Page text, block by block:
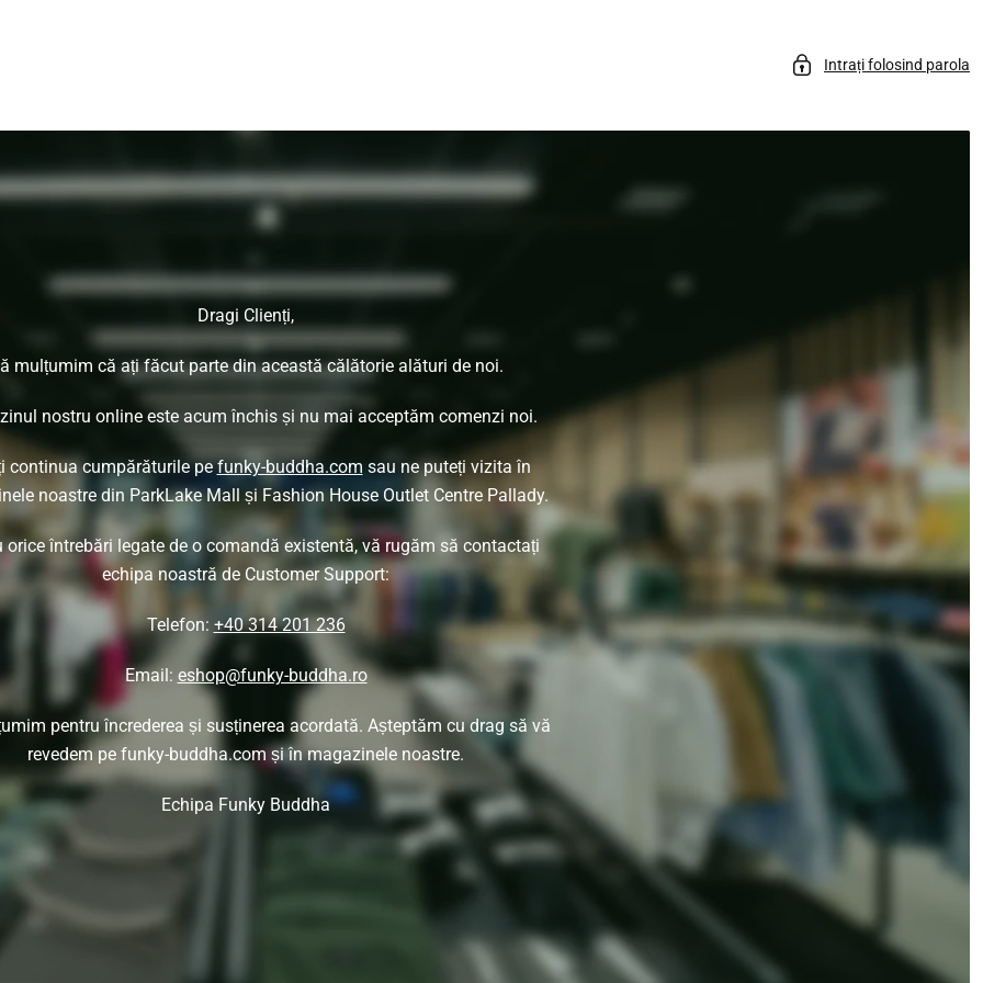
Intrați folosind parola
Dragi Clienți,
mulțumim că ați făcut parte din această călătorie alături de noi.
nostru online este acum închis și nu mai acceptăm comenzi noi.
continua cumpărăturile pefunky-buddha.com sau ne puteți vizita în
noastre din ParkLake Mall și Fashion House Outlet Centre Pallady.
orice întrebări legate de o comandă existentă, vă rugăm să contactați
echipa noastră de Customer Support:
Telefon: +40 314 201 236
Email: eshop@funky-buddha.ro
pentru încrederea și susținerea acordată. Așteptăm cu drag să vă
revedem pe funky-buddha.com și în magazinele noastre.
Echipa Funky Buddha